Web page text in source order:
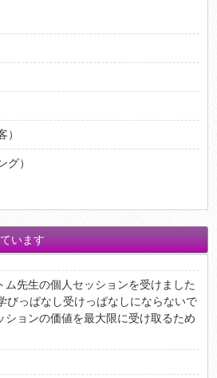
）
グ）
います
ム先生の個人セッションを受けました
っぱなし受けっぱなしにならないで
ションの価値を最大限に受け取るため